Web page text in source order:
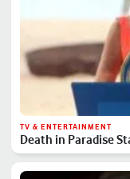
TV & ENTERTAINMENT
Death in Paradise